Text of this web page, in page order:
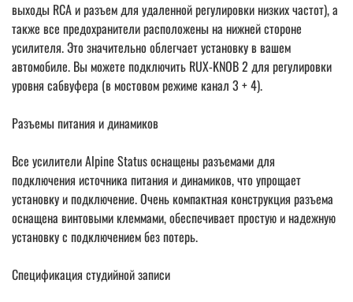
выходы RCA и разъем для удаленной регулировки низких частот), а
также все предохранители расположены на нижней стороне
усилителя. Это значительно облегчает установку в вашем
автомобиле. Вы можете подключить RUX-KNOB 2 для регулировки
уровня сабвуфера (в мостовом режиме канал 3 + 4).
Разъемы питания и динамиков
Все усилители Alpine Status оснащены разъемами для
подключения источника питания и динамиков, что упрощает
установку и подключение. Очень компактная конструкция разъема
оснащена винтовыми клеммами, обеспечивает простую и надежную
установку с подключением без потерь.
Спецификация студийной записи